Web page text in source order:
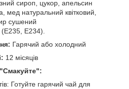
сироп, цукор, апельсин
мед натуральний квітковий,
сушений
(Е235, Е234).
Гарячий або холодний
12 місяців
Готуйте гарячий чай для